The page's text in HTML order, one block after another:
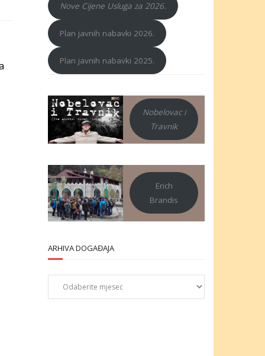
Nove Cijene Usluga za 2026.
Plan javnih nabavki 2026.
Plan javnih nabavki 2025.
Nobelovac i
Travnik
Erich
Brandis
ARHIVA DOGAĐAJA
Arhiva
događaja